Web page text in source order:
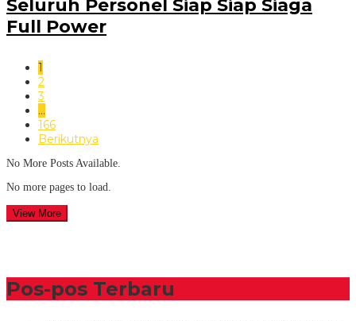
Seluruh Personel Siap Siap Siaga
Full Power
1
2
3
…
166
Berikutnya
No More Posts Available.
No more pages to load.
View More
Pos-pos Terbaru